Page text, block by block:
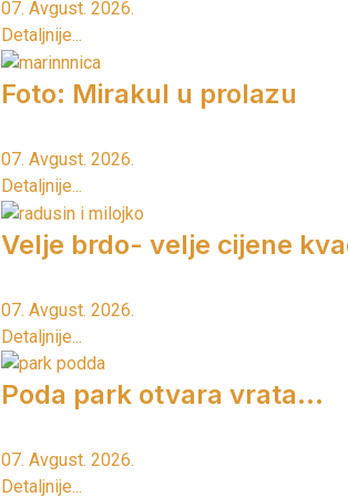
07. Avgust. 2026.
Detaljnije...
Foto: Mirakul u prolazu
07. Avgust. 2026.
Detaljnije...
Velje brdo- velje cijene
07. Avgust. 2026.
Detaljnije...
Poda park otvara vrata...
07. Avgust. 2026.
Detaljnije...